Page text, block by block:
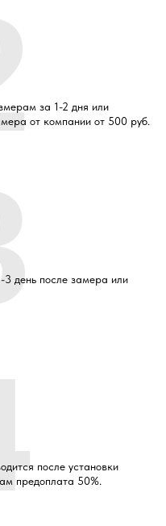
за 1-2 дня или
от компании от 500 руб.
день после замера или
после установки
предоплата 50%.